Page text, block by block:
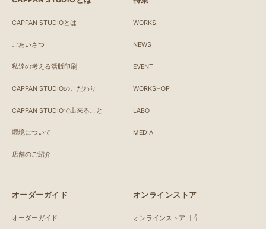
CAPPAN STUDIOとは
ごあいさつ
私達の考える活版印刷
CAPPAN STUDIOのこだわり
CAPPAN STUDIOで出来ること
環境について
店舗のご紹介
WORKS
NEWS
EVENT
WORKSHOP
LABO
MEDIA
オーダーガイド
オーダーガイド
オンラインストア
オンラインストア